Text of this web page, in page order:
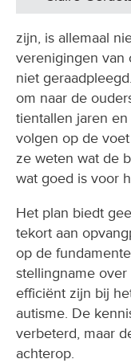
zijn, is allemaal
verenigingen van
niet
om naar de
tientallen jaren
volgen op de
ze weten wat de
wat goed is voor
Het plan biedt
tekort aan
op de
stellingname
efficiënt zijn bij
autisme. De
verbeterd, maar
achterop.